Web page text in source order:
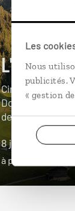
Les
Nous
publicités.
« gestion
L'Italie
Circuit autotour
Dolomites :
de Braies…
8 jours / 7 nuits
à partir de 2350€